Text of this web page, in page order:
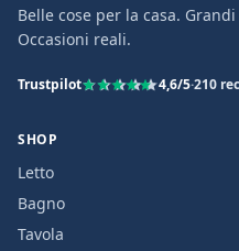
Belle cose per la casa.
Occasioni reali.
Trustpilot 4,6/5·210
SHOP
Letto
Bagno
Tavola